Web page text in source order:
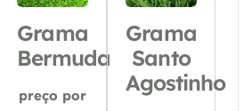
Grama
Bermuda
preço por
Grama
Santo
Agostinho